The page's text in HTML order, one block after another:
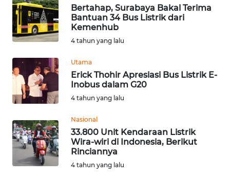
Bertahap, Surabaya Bakal Terima
Bantuan 34 Bus Listrik dari
Kemenhub
4 tahun yang lalu
Utama
Erick Thohir Apresiasi Bus Listrik E-
Inobus dalam G20
4 tahun yang lalu
Nasional
33.800 Unit Kendaraan Listrik
Wira-wiri di Indonesia, Berikut
Rinciannya
4 tahun yang lalu
WN
MALUT
WN
WN
DANAU
TOBA
WN
NIAS
WN